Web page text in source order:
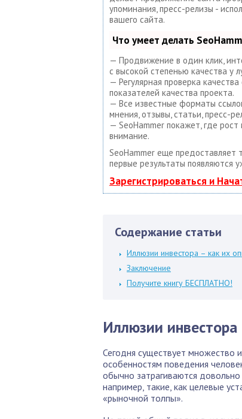
упоминания, пресс-релизы -
вашего сайта.
Что умеет делать
— Продвижение в один клик,
с высокой степенью качества у
— Регулярная проверка
показателей качества проекта.
— Все известные форматы
мнения, отзывы, статьи, пресс-
— SeoHammer покажет, где
внимание.
SeoHammer еще предоставляет
первые результаты появляются
Зарегистрироваться и
Содержание статьи
Иллюзии инвестора – как их
Заключение
Получите книгу БЕСПЛАТНО!
Иллюзии
Сегодня существует множество
особенностям поведения
обычно затрагиваются
например, такие, как целевые
«рыночной толпы».